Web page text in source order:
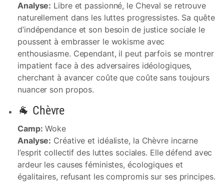
Analyse: Libre et passionné, le Cheval se retrouve
naturellement dans les luttes progressistes. Sa quête
d’indépendance et son besoin de justice sociale le
poussent à embrasser le wokisme avec
enthousiasme. Cependant, il peut parfois se montrer
impatient face à des adversaires idéologiques,
cherchant à avancer coûte que coûte sans toujours
nuancer son propos.
🐐 Chèvre
Camp: Woke
Analyse: Créative et idéaliste, la Chèvre incarne
l’esprit collectif des luttes sociales. Elle défend avec
ardeur les causes féministes, écologiques et
égalitaires, refusant les compromis sur ses principes.